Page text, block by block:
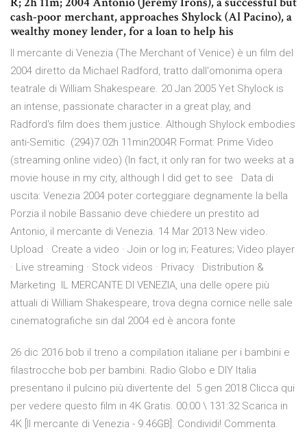
cash-poor merchant, approaches Shylock (Al Pacino), a
wealthy money lender, for a loan to help his
Il mercante di Venezia (The Merchant of Venice) è un film del
2004 diretto da Michael Radford, tratto dall'omonima opera
teatrale di William Shakespeare. 20 Jan 2005 Yet Shylock is
an intense, passionate character in a great play, and
Radford's film does them justice. Although Shylock embodies
anti-Semitic (294)7.02h 11min2004R Format: Prime Video
(streaming online video) (In fact, it only ran for two weeks at a
movie house in my city, although I did get to see Data di
uscita: Venezia 2004 poter corteggiare degnamente la bella
Porzia il nobile Bassanio deve chiedere un prestito ad
Antonio, il mercante di Venezia. 14 Mar 2013 New video.
Upload · Create a video · Join or log in; Features; Video player
· Live streaming · Stock videos · Privacy · Distribution &
Marketing IL MERCANTE DI VENEZIA, una delle opere più
attuali di William Shakespeare, trova degna cornice nelle sale
cinematografiche sin dal 2004 ed è ancora fonte
26 dic 2016 bob il treno a compilation italiane per i bambini e
filastrocche bob per bambini. Radio Globo e DIY Italia
presentano il pulcino più divertente del 5 gen 2018 Clicca qui
per vedere questo film in 4K Gratis. 00:00 \ 131:32 Scarica in
4K [Il mercante di Venezia - 9.46GB]. Condividi! Commenta.